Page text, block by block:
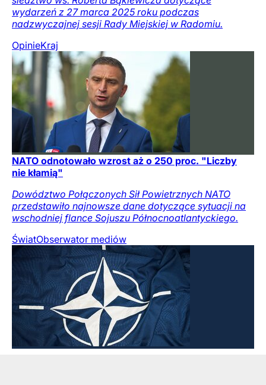
wydarzeń z 27 marca 2025 roku podczas
nadzwyczajnej sesji Rady Miejskiej w Radomiu.
OpinieKraj
NATO odnotowało wzrost aż o 250 proc. "Liczby
nie kłamią"
Dowództwo Połączonych Sił Powietrznych NATO
przedstawiło najnowsze dane dotyczące sytuacji na
wschodniej flance Sojuszu Północnoatlantyckiego.
ŚwiatObserwator mediów